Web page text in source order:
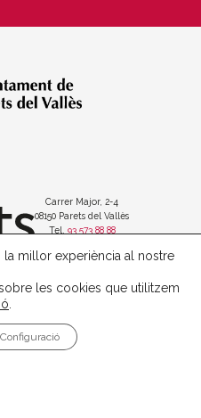
Carrer Major, 2-4
08150 Parets del Vallès
Tel. 93 573 88 88
legal
cookies
millor experiència al nostre
les cookies que utilitzem
Configuració